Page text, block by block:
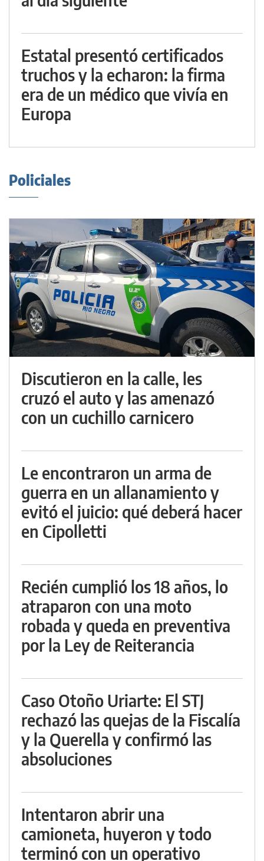
Estatal presentó certificados
truchos y la echaron: la firma
era de un médico que vivía en
Europa
Policiales
Discutieron en la calle, les
cruzó el auto y las amenazó
con un cuchillo carnicero
Le encontraron un arma de
guerra en un allanamiento y
evitó el juicio: qué deberá hacer
en Cipolletti
Recién cumplió los 18 años, lo
atraparon con una moto
robada y queda en preventiva
por la Ley de Reiterancia
Caso Otoño Uriarte: El STJ
rechazó las quejas de la Fiscalía
y la Querella y confirmó las
absoluciones
Intentaron abrir una
camioneta, huyeron y todo
terminó con un operativo